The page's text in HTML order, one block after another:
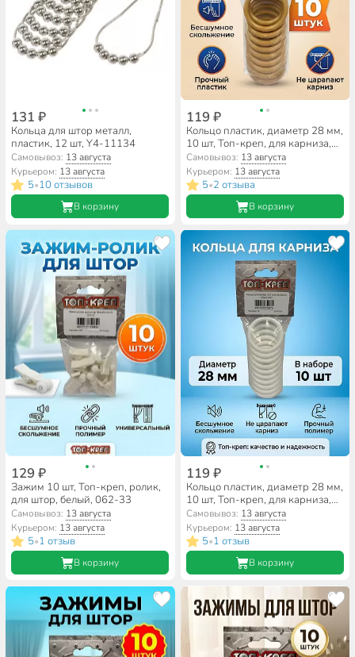
131 ₽
Кольца для штор металл,
пластик, 12 шт, Y4-11134
Самовывоз: 13 августа
Курьером: 13 августа
5•10 отзывов
В корзину
119 ₽
Кольцо пластик, диаметр 28 мм,
10 шт, Топ-креп, для карниза,
бежевое, 126-2
Самовывоз: 13 августа
Курьером: 13 августа
5•2 отзыва
В корзину
129 ₽
Зажим 10 шт, Топ-креп, ролик,
для штор, белый, 062-33
Самовывоз: 13 августа
Курьером: 13 августа
5•1 отзыв
В корзину
119 ₽
Кольцо пластик, диаметр 28 мм,
10 шт, Топ-креп, для карниза,
белое, 126-1
Самовывоз: 13 августа
Курьером: 13 августа
5•1 отзыв
В корзину